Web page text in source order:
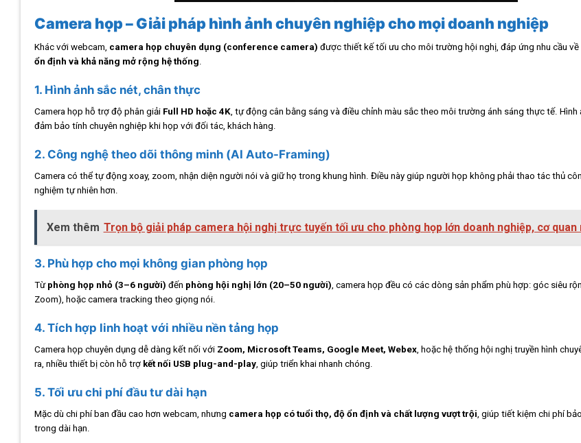
Camera họp – Giải pháp hình ảnh chuyên nghiệp cho mọi doanh nghiệp
Khác với webcam, camera họp chuyên dụng (conference camera) được thiết kế tối ưu cho môi trường hội nghị, đáp ứng nhu cầu về
ổn định và khả năng mở rộng hệ thống.
1. Hình ảnh sắc nét, chân thực
Camera họp hỗ trợ độ phân giải Full HD hoặc 4K, tự động cân bằng sáng và điều chỉnh màu sắc theo môi trường ánh sáng thực tế. Hình
đảm bảo tính chuyên nghiệp khi họp với đối tác, khách hàng.
2. Công nghệ theo dõi thông minh (AI Auto-Framing)
Camera có thể tự động xoay, zoom, nhận diện người nói và giữ họ trong khung hình. Điều này giúp người họp không phải thao tác thủ
nghiệm tự nhiên hơn.
Xem thêm Trọn bộ giải pháp camera hội nghị trực tuyến tối ưu cho phòng họp lớn doanh nghiệp, cơ quan
3. Phù hợp cho mọi không gian phòng họp
Từ phòng họp nhỏ (3–6 người) đến phòng hội nghị lớn (20–50 người), camera họp đều có các dòng sản phẩm phù hợp: góc siêu
Zoom), hoặc camera tracking theo giọng nói.
4. Tích hợp linh hoạt với nhiều nền tảng họp
Camera họp chuyên dụng dễ dàng kết nối với Zoom, Microsoft Teams, Google Meet, Webex, hoặc hệ thống hội nghị truyền hình
ra, nhiều thiết bị còn hỗ trợ kết nối USB plug-and-play, giúp triển khai nhanh chóng.
5. Tối ưu chi phí đầu tư dài hạn
Mặc dù chi phí ban đầu cao hơn webcam, nhưng camera họp có tuổi thọ, độ ổn định và chất lượng vượt trội , giúp tiết kiệm chi phí
trong dài hạn.